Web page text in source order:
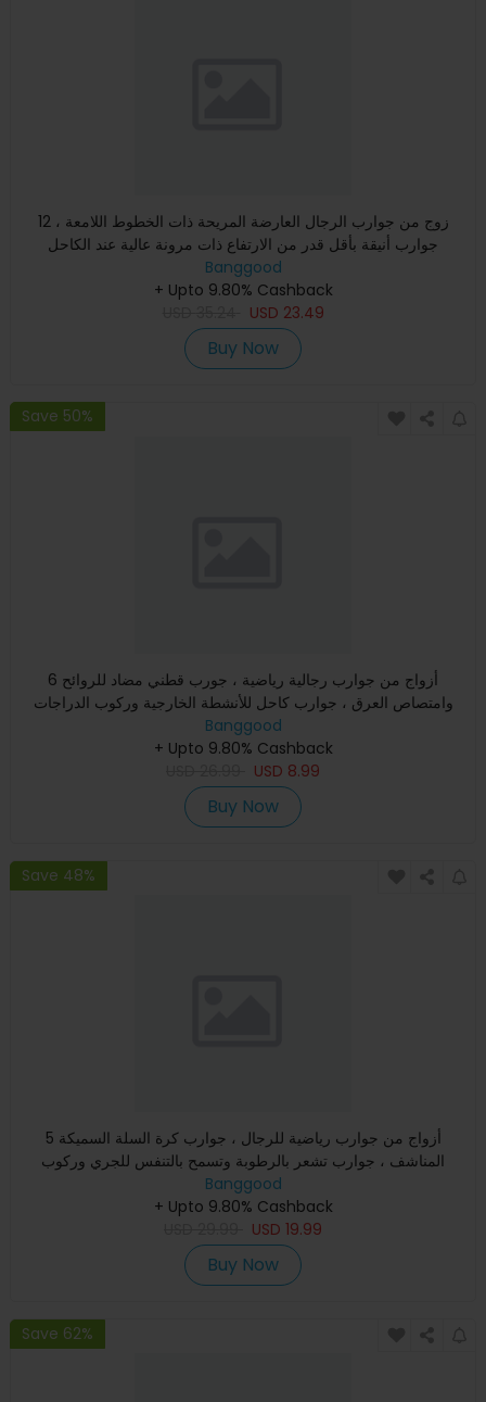
12 زوج من جوارب الرجال العارضة المريحة ذات الخطوط اللامعة ،
جوارب أنيقة بأقل قدر من الارتفاع ذات مرونة عالية عند الكاحل
Banggood
+ Upto 9.80% Cashback
USD 23.49
Buy Now
Save 50%
6 أزواج من جوارب رجالية رياضية ، جورب قطني مضاد للروائح
وامتصاص العرق ، جوارب كاحل للأنشطة الخارجية وركوب الدراجات
والسف
Banggood
+ Upto 9.80% Cashback
USD 8.99
Buy Now
Save 48%
5 أزواج من جوارب رياضية للرجال ، جوارب كرة السلة السميكة
المناشف ، جوارب تشعر بالرطوبة وتسمح بالتنفس للجري وركوب
الدراجا
Banggood
+ Upto 9.80% Cashback
USD 19.99
Buy Now
Save 62%